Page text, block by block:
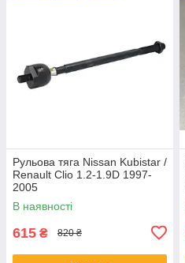
Рульова тяга Nissan Kubistar /
Renault Clio 1.2-1.9D 1997-
2005
В наявності
615 ₴ 820 ₴